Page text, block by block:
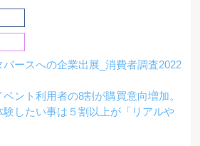
バースへの企業出展_消費者調査2022
ント利用者の8割が購買意向増加。
験したい事は５割以上が「リアルや